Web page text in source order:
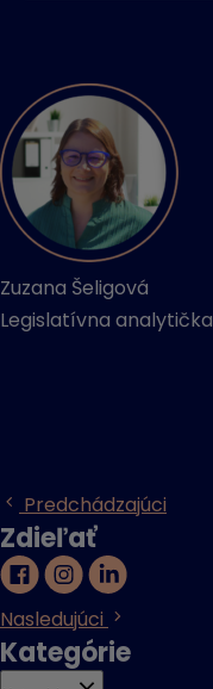
Zuzana Šeligová
Legislatívna analytička
Predchádzajúci
Zdieľať
Nasledujúci
Kategórie